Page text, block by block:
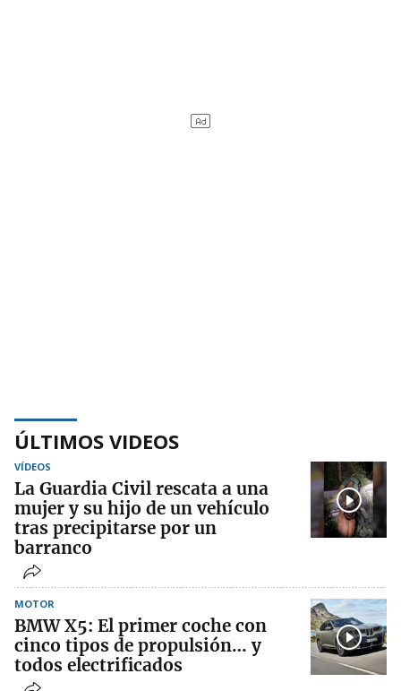
ÚLTIMOS VIDEOS
VÍDEOS
La Guardia Civil rescata a una
mujer y su hijo de un vehículo
tras precipitarse por un
barranco
MOTOR
BMW X5: El primer coche con
cinco tipos de propulsión… y
todos electrificados